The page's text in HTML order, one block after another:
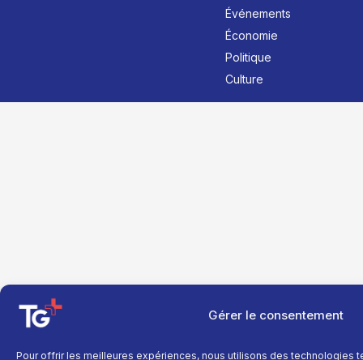
Gérer le consentement
Pour offrir les meilleures expériences, nous utilisons des technologies
Événements
Économie
Politique
Culture